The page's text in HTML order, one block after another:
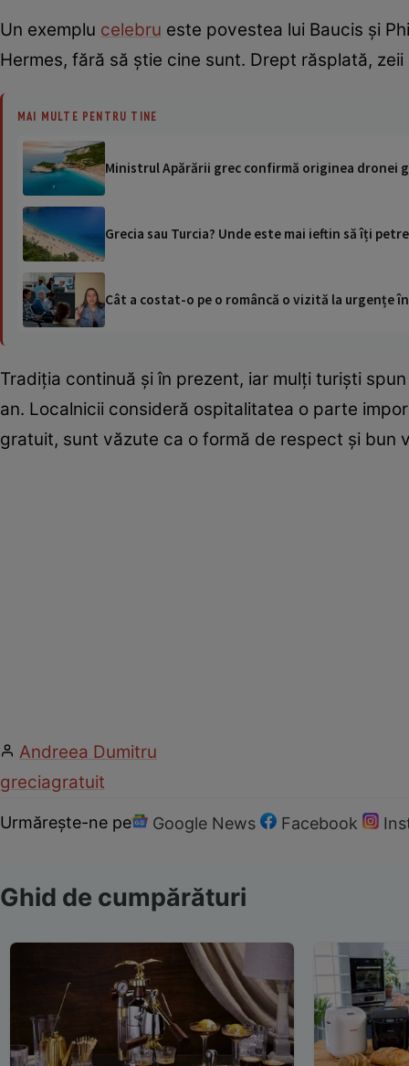
Un exemplu celebru este povestea lui Baucis și
Hermes, fără să știe cine sunt. Drept răsplată,
MAI MULTE PENTRU TINE
Ministrul Apărării grec confirmă originea dronei
Grecia sau Turcia? Unde este mai ieftin să îți
Cât a costat-o pe o româncă o vizită la urgențe
Tradiția continuă și în prezent, iar mulți turiști
an. Localnicii consideră ospitalitatea o parte
gratuit, sunt văzute ca o formă de respect și bun
Andreea Dumitru
greciagratuit
Urmărește-ne pe Google News Facebook
Ghid de cumpărături